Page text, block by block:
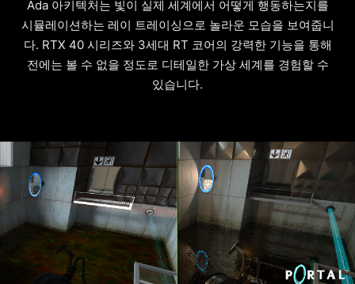
Ada 아키텍처는 빛이 실제 세계에서 어떻게 행동하는지를
시뮬레이션하는 레이 트레이싱으로 놀라운 모습을 보여줍니
다. RTX 40 시리즈와 3세대 RT 코어의 강력한 기능을 통해
전에는 볼 수 없을 정도로 디테일한 가상 세계를 경험할 수
있습니다.